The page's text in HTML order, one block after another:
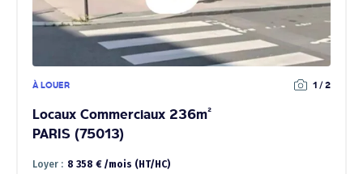
À LOUER 1 / 2
Locaux Commerciaux 236m²
PARIS (75013)
Loyer : 8 358 € /mois (HT/HC)